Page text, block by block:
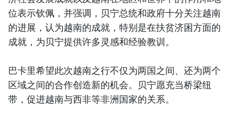
位表示钦佩，并强调，贝宁总统和政府十分关注越南
的进展，认为越南的成就，特别是在扶贫济困方面的
成就，为贝宁提供许多灵感和经验教训。
巴卡里希望此次越南之行不仅为两国之间、还为两个
区域之间的合作创造新的机会。贝宁愿充当桥梁纽
带，促进越南与西非等非洲国家的关系。